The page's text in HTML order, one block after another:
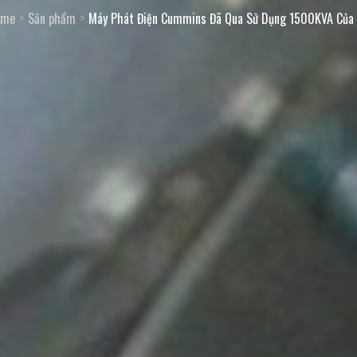
Sản phẩm Máy Phát Điện Cummins Đã Qua Sử Dụng 1500KVA Của